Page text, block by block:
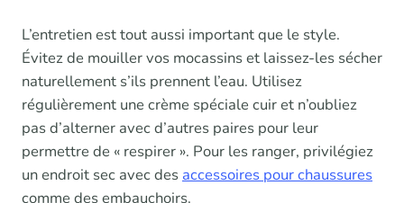
L’entretien est tout aussi important que le style.
Évitez de mouiller vos mocassins et laissez-les sécher
naturellement s’ils prennent l’eau. Utilisez
régulièrement une crème spéciale cuir et n’oubliez
pas d’alterner avec d’autres paires pour leur
permettre de « respirer ». Pour les ranger, privilégiez
un endroit sec avec des accessoires pour chaussures
comme des embauchoirs.